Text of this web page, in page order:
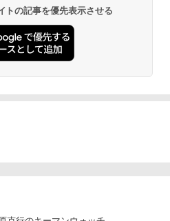
トの記事を優先表示させる